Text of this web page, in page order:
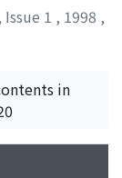
Issue 1 , 1998 ,
in